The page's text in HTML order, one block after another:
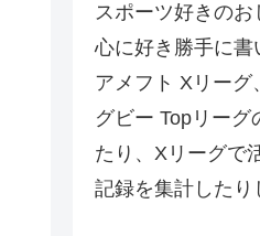
スポーツ好きの
心に好き勝手に書
アメフト Xリーグ
グビー Topリー
たり、Xリーグで
記録を集計したり